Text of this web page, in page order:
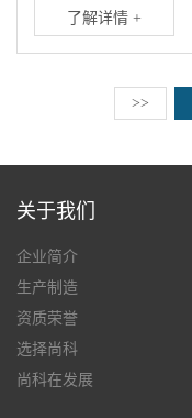
素 一：性能分布...
了解详情 +
>>
关于我们
企业简介
生产制造
资质荣誉
选择尚科
尚科在发展